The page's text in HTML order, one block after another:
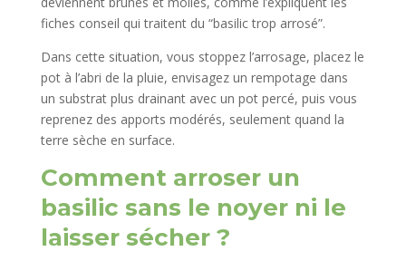
fiches conseil qui traitent du “basilic trop arrosé”.
Dans cette situation, vous stoppez l’arrosage, placez le
pot à l’abri de la pluie, envisagez un rempotage dans
un substrat plus drainant avec un pot percé, puis vous
reprenez des apports modérés, seulement quand la
terre sèche en surface.​
Comment arroser un
basilic sans le noyer ni le
laisser sécher ?